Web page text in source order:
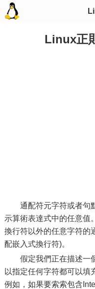
Linux正
通配符元字符或者句
示算術表達式中的任意值
換行符以外的任意字符的
配嵌入式換行符)。
假定我們正在描述一
以指定任何字符都可以填
例如，如果要索索包含